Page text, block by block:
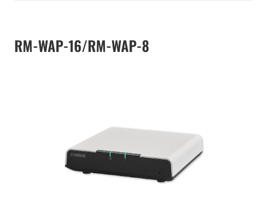
RM-WAP-16/RM-WAP-8